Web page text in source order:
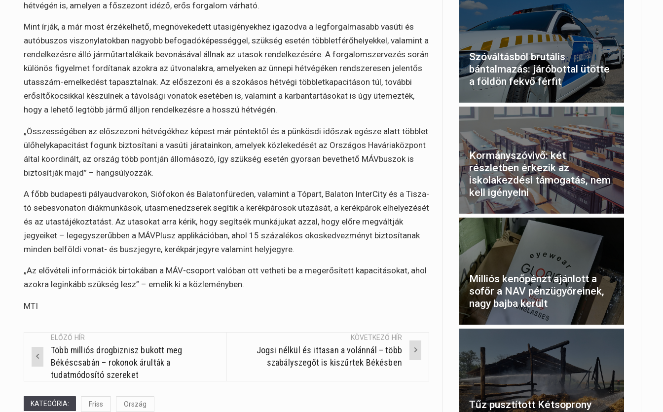
hétvégén is, amelyen a főszezont idéző, erős forgalom várható.
Mint írják, a már most érzékelhető, megnövekedett utasigényekhez igazodva a legforgalmasabb vasúti és
autóbuszos viszonylatokban nagyobb befogadóképességgel, szükség esetén többletférőhelyekkel, valamint a
rendelkezésre álló járműtartalékaik bevonásával állnak az utasok rendelkezésére. A forgalomszervezés során
különös figyelmet fordítanak azokra az útvonalakra, amelyeken az ünnepi hétvégéken rendszeresen jelentős
utasszám-emelkedést tapasztalnak. Az előszezoni és a szokásos hétvégi többletkapacitáson túl, további
erősítőkocsikkal készülnek a távolsági vonatok esetében is, valamint a karbantartásokat is úgy ütemezték,
hogy a lehető legtöbb jármű álljon rendelkezésre a hosszú hétvégén.
„Összességében az előszezoni hétvégékhez képest már péntektől és a pünkösdi időszak egésze alatt többlet
ülőhelykapacitást fogunk biztosítani a vasúti járatainkon, amelyek közlekedését az Országos Haváriaközpont
által koordinált, az ország több pontján állomásozó, így szükség esetén gyorsan bevethető MÁVbuszok is
biztosítják majd” – hangsúlyozzák.
A főbb budapesti pályaudvarokon, Siófokon és Balatonfüreden, valamint a Tópart, Balaton InterCity és a Tisza-
tó sebesvonaton diákmunkások, utasmenedzserek segítik a kerékpárosok utazását, a kerékpárok elhelyezését
és az utastájékoztatást. Az utasokat arra kérik, hogy segítsék munkájukat azzal, hogy előre megváltják
jegyeiket – legegyszerűbben a MÁVPlusz applikációban, ahol 15 százalékos okoskedvezményt biztosítanak
minden belföldi vonat- és buszjegyre, kerékpárjegyre valamint helyjegyre.
„Az elővételi információk birtokában a MÁV-csoport valóban ott vetheti be a megerősített kapacitásokat, ahol
azokra leginkább szükség lesz” – emelik ki a közleményben.
MTI
Post
navigation
ELŐZŐ HÍR
Több milliós drogbiznisz bukott meg
Békéscsabán – rokonok árulták a
tudatmódosító szereket
KÖVETKEZŐ HÍR
Jogsi nélkül és ittasan a volánnál – több
szabályszegőt is kiszűrtek Békésben
KATEGÓRIA: Friss Ország
Szóváltásból brutális
bántalmazás: járóbottal ütötte
a földön fekvő férfit
Kormányszóvivő: két
részletben érkezik az
iskolakezdési támogatás, nem
kell igényelni
Milliós kenőpénzt ajánlott a
sofőr a NAV pénzügyőreinek,
nagy bajba került
Tűz pusztított Kétsoprony